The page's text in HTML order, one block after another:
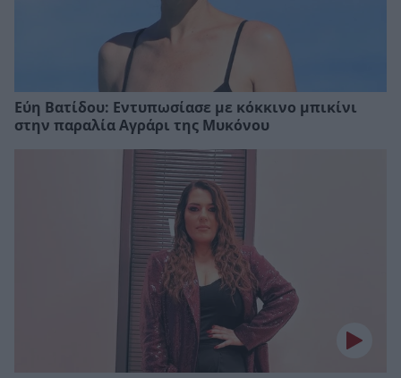
Εύη Βατίδου: Εντυπωσίασε με κόκκινο μπικίνι
στην παραλία Αγράρι της Μυκόνου